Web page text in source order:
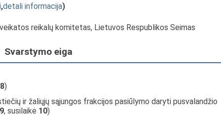
,detali informacija)
reikalų komitetas, Lietuvos Respublikos Seimas
Svarstymo eiga
)
ir žaliųjų sąjungos frakcijos pasiūlymo daryti pusvalandžio
, susilaikė 10)